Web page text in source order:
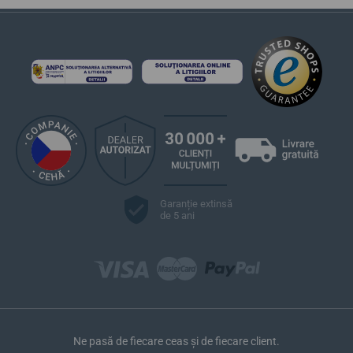
Garanție extinsă
de 5 ani
Ne pasă de fiecare ceas și de fiecare client.